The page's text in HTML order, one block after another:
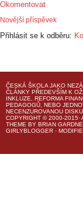
Okomentovat
Novější příspěvek
Přihlásit se k odběru:
ČESKÁ ŠKOLA JAKO
ČLÁNKY PŘEDEVŠÍM K
INKLUZE, REFORMA
PEDAGOGŮ, NEBO
NECENZUROVANOU
COPYRIGHT © 2000-2015·
THEME BY BRIAN
GIRLYBLOGGER ·